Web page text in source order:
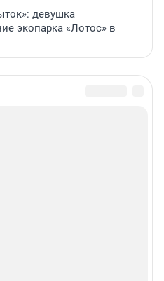
девушка
экопарка «Лотос» в